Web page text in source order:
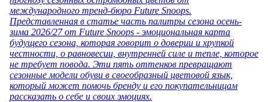
международного тренд-бюро Future Snoops.
Представленная в статье часть палитры сезона осень-
зима 2026/27 от Future Snoops - эмоциональная карта
будущего сезона, которая говорит о доверии и хрупкой
честности, о равновесии, внутренней силе и тепле, которое
не требует повода. Эти пять оттенков превращают
сезонные модели обуви в своеобразный цветовой язык,
который может помочь бренду и его покупательницам
рассказать о себе и своих эмоциях.